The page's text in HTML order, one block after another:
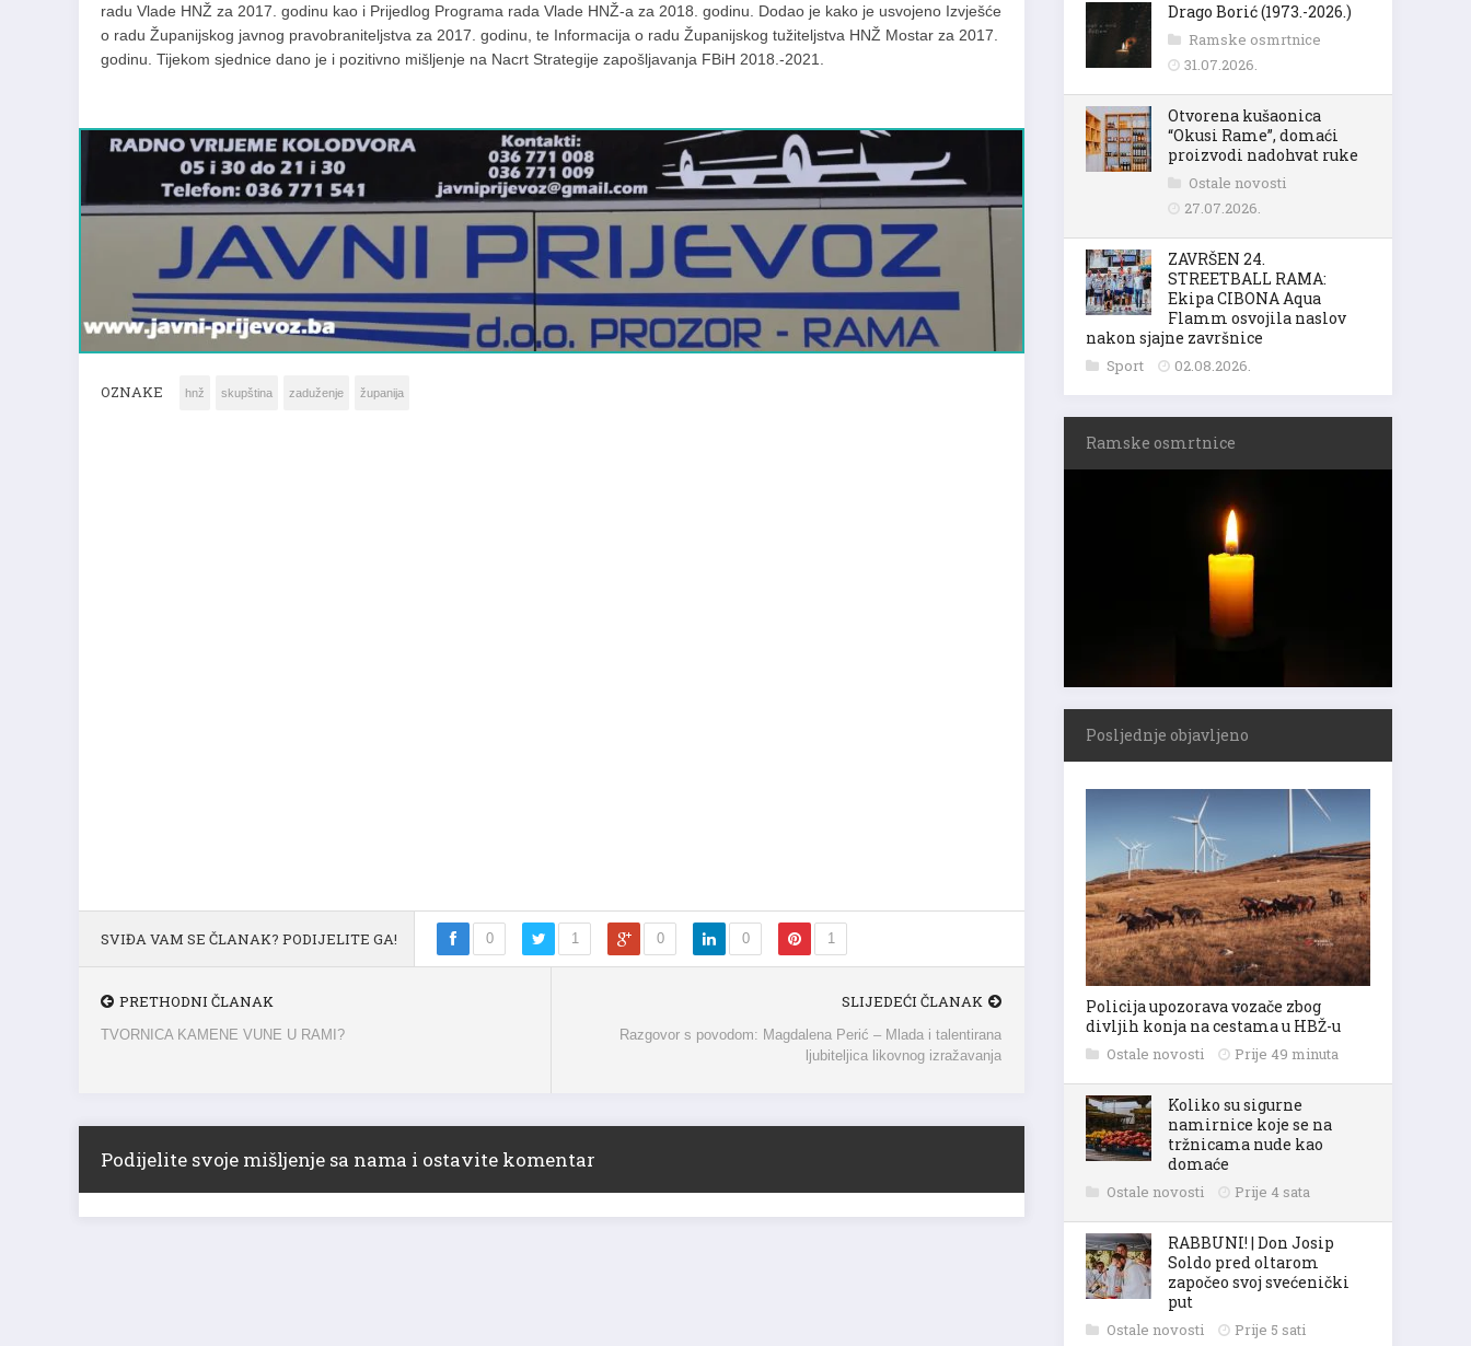
radu Vlade HNŽ za 2017. godinu kao i Prijedlog Programa rada Vlade HNŽ-a za 2018. godinu. Dodao je kako je usvojeno Izvješće
o radu Županijskog javnog pravobraniteljstva za 2017. godinu, te Informacija o radu Županijskog tužiteljstva HNŽ Mostar za 2017.
godinu. Tijekom sjednice dano je i pozitivno mišljenje na Nacrt Strategije zapošljavanja FBiH 2018.-2021.
SVIĐA VAM SE ČLANAK? PODIJELITE GA! 0 1 0 0 1
PRETHODNI ČLANAK SLIJEDEĆI ČLANAK
ljubiteljica likovnog izražavanja
Podijelite svoje mišljenje sa nama i ostavite komentar
Drago Borić (1973.-2026.)
Ramske osmrtnice
31.07.2026.
Otvorena kušaonica
“Okusi Rame”, domaći
proizvodi nadohvat ruke
Ostale novosti
27.07.2026.
ZAVRŠEN 24.
STREETBALL RAMA:
Ekipa CIBONA Aqua
Flamm osvojila naslov
nakon sjajne završnice
Sport 02.08.2026.
Ramske osmrtnice
Posljednje objavljeno
Policija upozorava vozače zbog
divljih konja na cestama u HBŽ-u
Ostale novosti Prije 49 minuta
Koliko su sigurne
namirnice koje se na
tržnicama nude kao
domaće
Ostale novosti Prije 4 sata
RABBUNI! | Don Josip
Soldo pred oltarom
započeo svoj svećenički
put
Ostale novosti Prije 5 sati